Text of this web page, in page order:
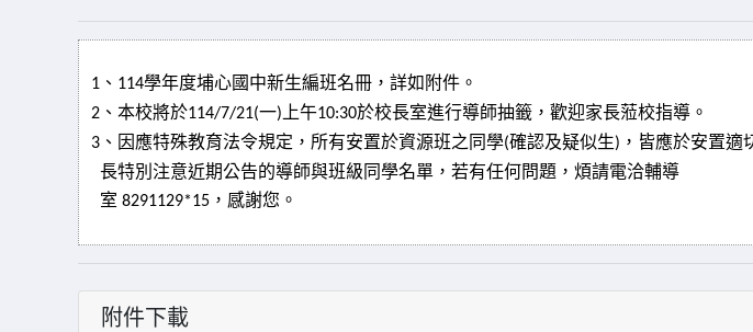
1 、 114學年度埔心國中新生編班名冊，詳如附件。
2 、本校將於114/7/21(一) 上午10:30於校長室進行導師抽籤，歡迎家長蒞校指導。
3 、因應特殊教育法令規定，所有安置於資源班之同學(確認及疑似生) ，皆應於安置適
長特別注意近期公告的導師與班級同學名單，若有任何問題，煩請電洽輔導
室 8291129*15 ，感謝您。
附件下載